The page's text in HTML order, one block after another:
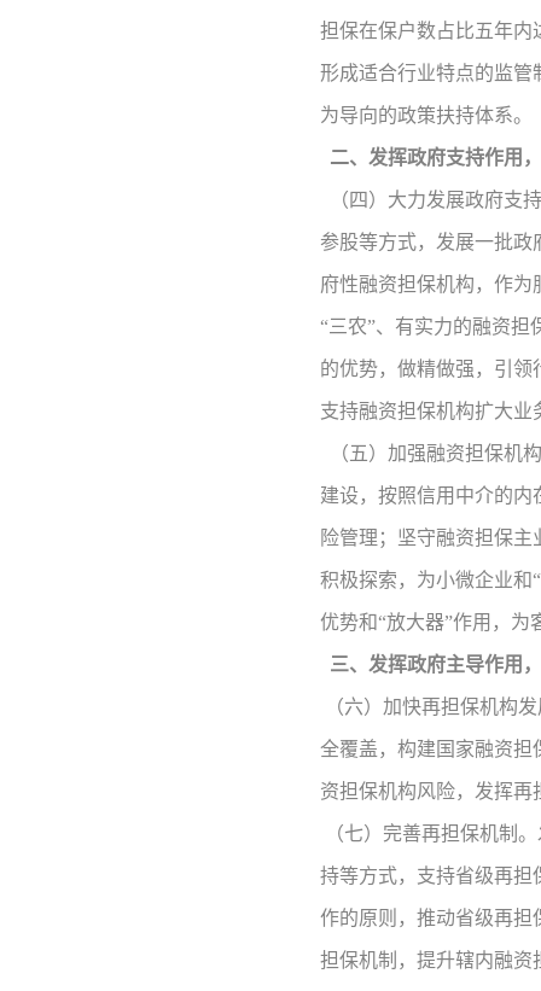
担保在保户数占比五年内
形成适合行业特点的监管
为导向的政策扶持体系。
二、发挥政府支持作用
（四）大力发展政府支
参股等方式，发展一批
府性融资担保机构，作为
“三农”、有实力的融资
的优势，做精做强，引领
支持融资担保机构扩大业
（五）加强融资担保机
建设，按照信用中介的
险管理；坚守融资担保
积极探索，为小微企业和
优势和“放大器”作用，
三、发挥政府主导作用
（六）加快再担保机构
全覆盖，构建国家融资担
资担保机构风险，发挥再
（七）完善再担保机制
持等方式，支持省级再担
作的原则，推动省级再担
担保机制，提升辖内融资